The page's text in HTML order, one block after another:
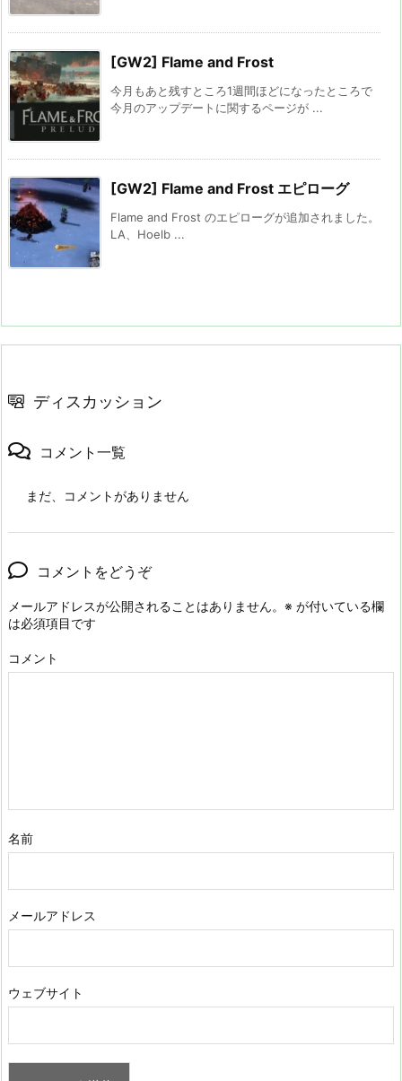
[GW2] Flame and Frost
今月もあと残すところ1週間ほどになったところで
今月のアップデートに関するページが ...
[GW2] Flame and Frost エピローグ
Flame and Frost のエピローグが追加されました。
LA、Hoelb ...
ディスカッション
コメント一覧
まだ、コメントがありません
コメントをどうぞ
メールアドレスが公開されることはありません。 ※ が付いている欄
は必須項目です
コメント
名前
メールアドレス
ウェブサイト